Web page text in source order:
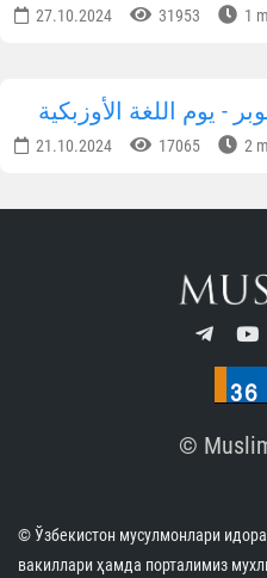
27.10.2024 31953 1
21.10.2024 17065 2
©
© Ўзбекистон мусулмонлари
вакиллари ҳамда порталимиз